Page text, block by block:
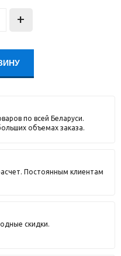
+
по всей Беларуси.
объемах заказа.
Постоянным клиентам
скидки.